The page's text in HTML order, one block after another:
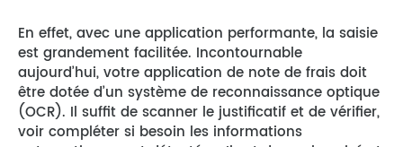
En effet, avec une application performante, la saisie
est grandement facilitée. Incontournable
aujourd’hui, votre application de note de frais doit
être dotée d’un système de reconnaissance optique
(OCR). Il suffit de scanner le justificatif et de vérifier,
voir compléter si besoin les informations